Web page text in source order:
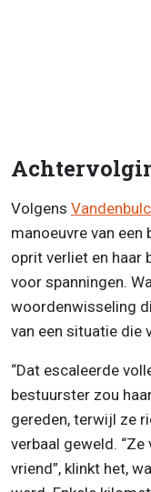
Volgens
manoeuvre van
oprit verliet en haar
voor spanningen.
woordenwisseling
van een situatie die
“Dat escaleerde
bestuurster zou
gereden, terwijl ze
verbaal geweld.
vriend”, klinkt het,